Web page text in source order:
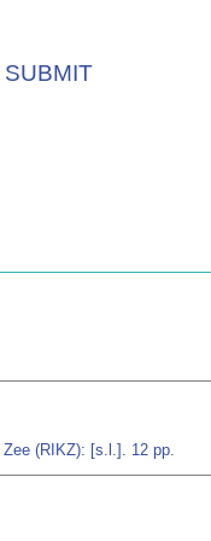
SUBMIT
(RIKZ): [s.l.]. 12 pp.